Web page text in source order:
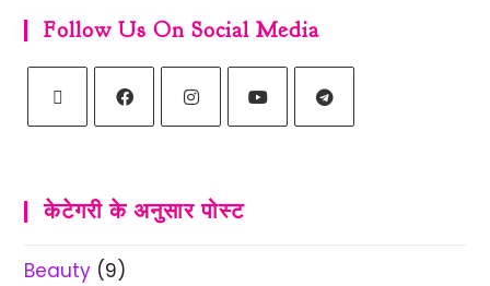
Follow Us On Social Media
केटेगरी के अनुसार पोस्ट
Beauty (9)